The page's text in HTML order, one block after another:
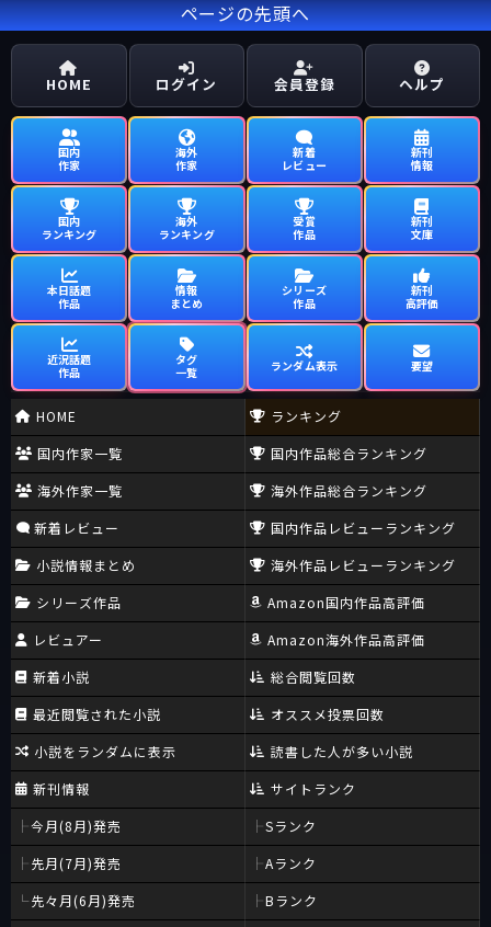
ページの先頭へ
HOME ログイン 会員登録 ヘルプ
国内
作家
海外
作家
新着
レビュー
新刊
情報
国内
ランキング
海外
ランキング
受賞
作品
新刊
文庫
本日話題
作品
情報
まとめ
シリーズ
作品
新刊
高評価
近況話題
作品
タグ
一覧
ランダム表示 要望
HOME
国内作家一覧
海外作家一覧
新着レビュー
小説情報まとめ
シリーズ作品
レビュアー
新着小説
最近閲覧された小説
小説をランダムに表示
新刊情報
今月(8月)発売
先月(7月)発売
先々月(6月)発売
ランキング
国内作品総合ランキング
海外作品総合ランキング
国内作品レビューランキング
海外作品レビューランキング
Amazon国内作品高評価
Amazon海外作品高評価
総合閲覧回数
オススメ投票回数
読書した人が多い小説
サイトランク
Sランク
Aランク
Bランク